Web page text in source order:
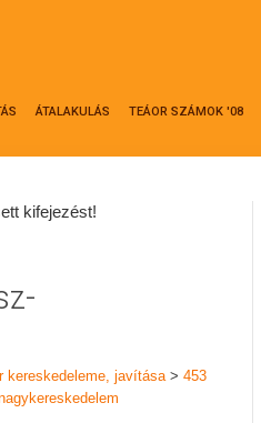
ÁTALAKULÁS TEÁOR SZÁMOK '08
kifejezést!
kereskedeleme, javítása> 453